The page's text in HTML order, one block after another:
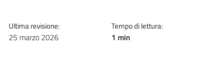
Ultima revisione:
25 marzo 2026
Tempo di lettura:
1 min